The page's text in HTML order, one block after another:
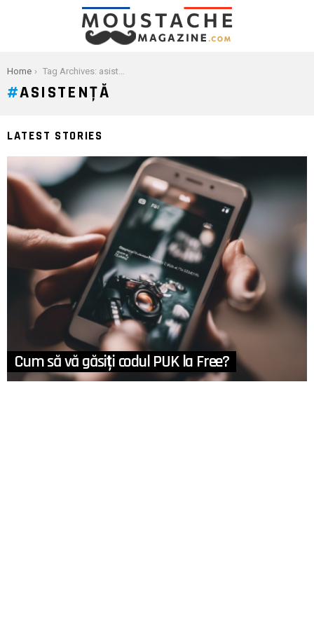
You are here:
Home Tag Archives: asistenţă
ASISTENŢĂ
LATEST STORIES
Cum să vă găsiți codul PUK la Free?